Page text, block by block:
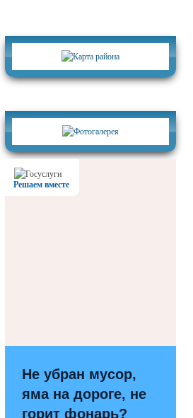
Решаем вместе
Не убран мусор,
яма на дороге, не
горит фонарь?